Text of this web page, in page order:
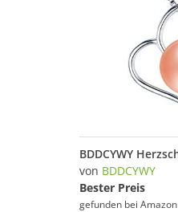
von BDDCYWY
Bester Preis
gefunden bei Amazon